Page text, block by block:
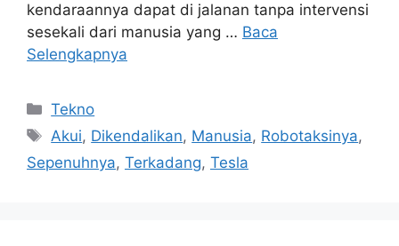
kendaraannya dapat di jalanan tanpa intervensi
sesekali dari manusia yang … Baca
Selengkapnya
Kategori
Tekno
Tag
Akui, Dikendalikan, Manusia, Robotaksinya,
Sepenuhnya, Terkadang, Tesla